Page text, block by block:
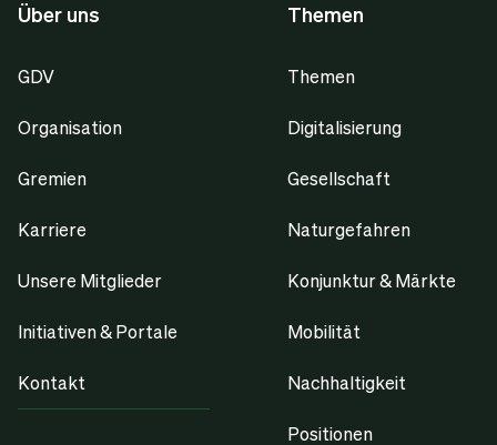
Über uns
GDV
Organisation
Gremien
Karriere
Unsere Mitglieder
Initiativen & Portale
Kontakt
Themen
Themen
Digitalisierung
Gesellschaft
Naturgefahren
Konjunktur & Märkte
Mobilität
Nachhaltigkeit
Positionen